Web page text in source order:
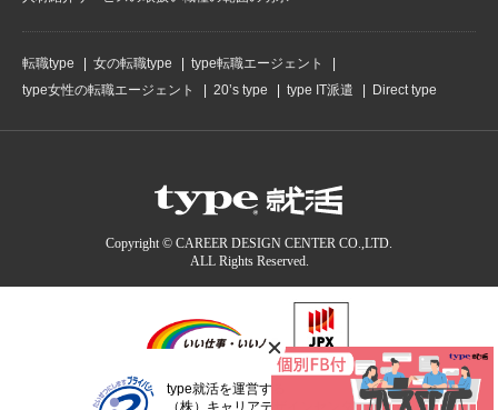
転職type 女の転職type
type転職エージェント
type女性の転職エージェント
20’s type type IT派遣 Direct type
Copyright © CAREER DESIGN CENTER CO.,LTD.
ALL Rights Reserved.
type就活を運営する
（株）キャリアデザインセンターは